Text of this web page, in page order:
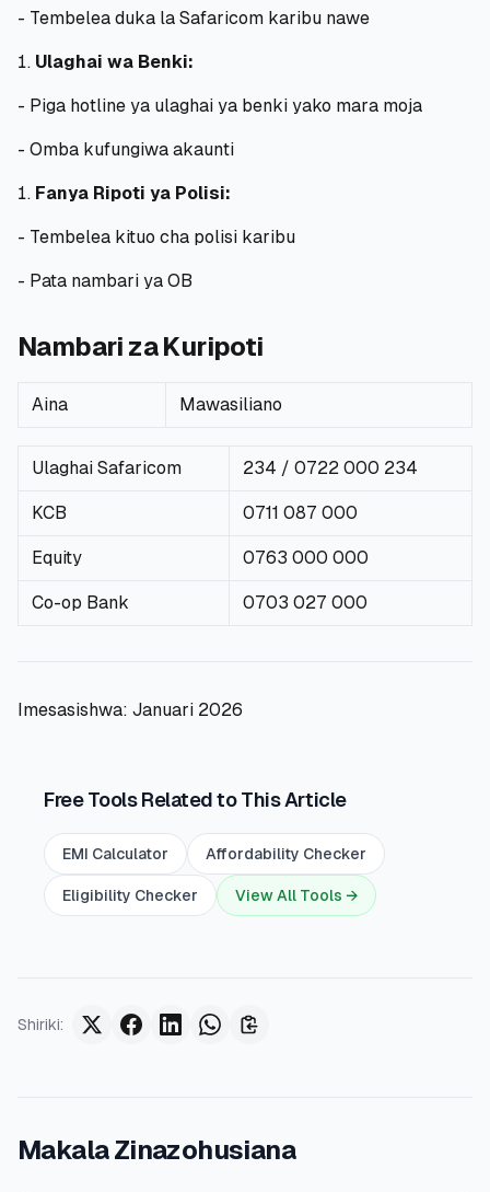
- Tembelea duka la Safaricom karibu nawe
Ulaghai wa Benki:
- Piga hotline ya ulaghai ya benki yako mara moja
- Omba kufungiwa akaunti
Fanya Ripoti ya Polisi:
- Tembelea kituo cha polisi karibu
- Pata nambari ya OB
Nambari za Kuripoti
Aina Mawasiliano
Ulaghai Safaricom 234 / 0722 000 234
KCB 0711 087 000
Equity 0763 000 000
Co-op Bank 0703 027 000
Imesasishwa: Januari 2026
Free Tools Related to This Article
EMI Calculator Affordability Checker
Eligibility Checker View All Tools →
Shiriki:
Makala Zinazohusiana